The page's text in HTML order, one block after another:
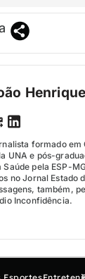
formado em
UNA e pós-
Saúde pela ESP-
no Jornal Estado
também,
Inconfidência.